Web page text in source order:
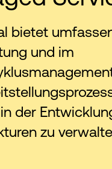
bietet
und im
der
zu